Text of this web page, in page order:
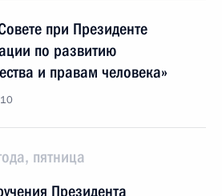
при Президенте
по развитию
и правам человека»
пятница
Президента